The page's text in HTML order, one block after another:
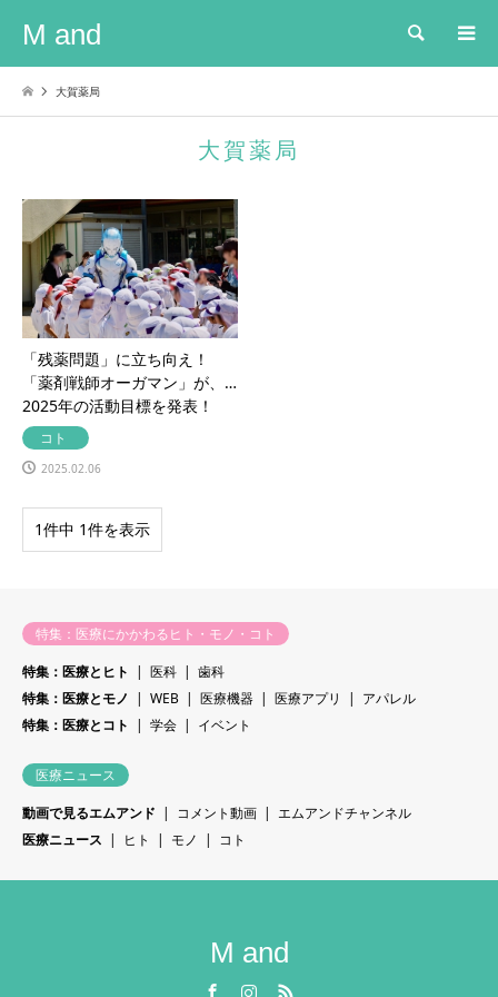
M and 検索
大賀薬局
大賀薬局
「残薬問題」に立ち向え！
「薬剤戦師オーガマン」が、
2025年の活動目標を発表！
コト
2025.02.06
1件中 1件を表示
特集：医療にかかわるヒト・モノ・コト
特集：医療とヒト
医科
歯科
特集：医療とモノ
WEB 医療機器 医療アプリ
アパレル
特集：医療とコト
学会 イベント
医療ニュース
動画で見るエムアンド
コメント動画
エムアンドチャンネル
医療ニュース
ヒト モノ コト
M and